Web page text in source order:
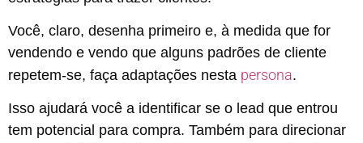
Você, claro, desenha primeiro e, à medida que for
vendendo e vendo que alguns padrões de cliente
repetem-se, faça adaptações nesta persona.
Isso ajudará você a identificar se o lead que entrou
tem potencial para compra. Também para direcionar